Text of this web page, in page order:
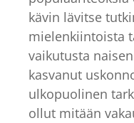
kävin lävitse
mielenkiintoista
vaikutusta
kasvanut
ulkopuolinen
ollut mitään